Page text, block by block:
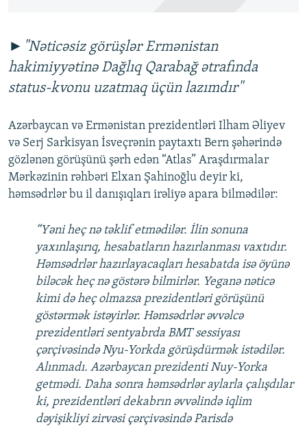
BIZIMLƏ ƏLAQƏ
XƏBƏR BÜLLETENLƏRIMIZ
►"Nəticəsiz görüşlər Ermənistan
hakimiyyətinə Dağlıq Qarabağ ətrafında
status-kvonu uzatmaq üçün lazımdır"
Azərbaycan və Ermənistan prezidentləri Ilham Əliyev
və Serj Sarkisyan İsveçrənin paytaxtı Bern şəhərində
gözlənən görüşünü şərh edən “Atlas” Araşdırmalar
Mərkəzinin rəhbəri Elxan Şahinoğlu deyir ki,
həmsədrlər bu il danışıqları irəliyə apara bilmədilər:
“Yəni heç nə təklif etmədilər. İlin sonuna
yaxınlaşırıq, hesabatların hazırlanması vaxtıdır.
Həmsədrlər hazırlayacaqları hesabatda isə öyünə
biləcək heç nə göstərə bilmirlər. Yeganə nəticə
kimi də heç olmazsa prezidentləri görüşünü
göstərmək istəyirlər. Həmsədrlər əvvəlcə
prezidentləri sentyabrda BMT sessiyası
çərçivəsində Nyu-Yorkda görüşdürmək istədilər.
Alınmadı. Azərbaycan prezidenti Nuy-Yorka
getmədi. Daha sonra həmsədrlər aylarla çalışdılar
ki, prezidentləri dekabrın əvvəlində iqlim
dəyişikliyi zirvəsi çərçivəsində Parisdə